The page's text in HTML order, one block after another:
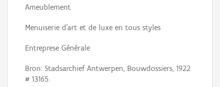
Ameublement
Menuiserie d'art et de luxe en tous styles
Entreprese Générale
Bron: Stadsarchief Antwerpen, Bouwdossiers, 1922
# 13165.